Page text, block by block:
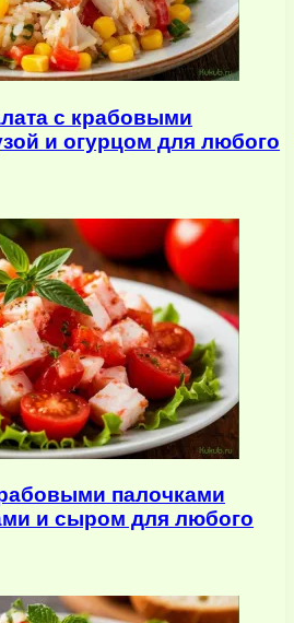
с крабовыми
и огурцом для любого
палочками
и сыром для любого